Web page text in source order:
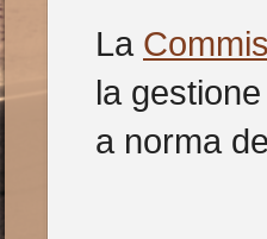
La
la
a norma